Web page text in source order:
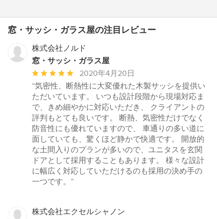
窓・サッシ・ガラス屋の注目レビュー
株式会社ノルド
窓・サッシ・ガラス屋
平
均
評
価：
5
つ
星
中
星
5
2020年4月20日
“気密性、断熱性に大変優れた木製サッシを提供い
ただいています。 いつも設計段階から現場対応ま
で、きめ細やかに対応いただき、 クライアントの
評判もとても良いです。 断熱、気密性だけでなく
防音性にも優れていますので、 車通りの多い道に
面していても、驚くほど静かで快適です。 開放的
な土間入りのプランが多いので、ユニタスを玄関
ドアとして採用することもあります。 様々な設計
に幅広く対応していただけるのも採用の決め手の
一つです。”
株式会社エクセルシャノン